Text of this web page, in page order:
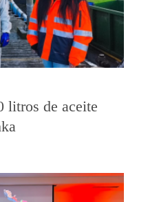
litros de aceite